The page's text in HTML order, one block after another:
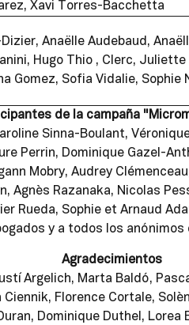
Xavi Torres-Bacchetta
Anaëlle Audebaud,
Hugo Thio , Clerc,
Gomez, Sofia Vidalie,
de la campaña
Sinna-Boulant,
Perrin, Dominique Gazel-
Mobry, Audrey
Agnès Razanaka, Nicolas
Rueda, Sophie et Arnaud
y a todos los
Agradecimientos
Argelich, Marta Baldó,
Florence Cortale,
Dominique Duthel,